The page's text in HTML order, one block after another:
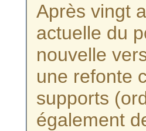
Après vingt
actuelle du
nouvelle
une refonte
supports
également